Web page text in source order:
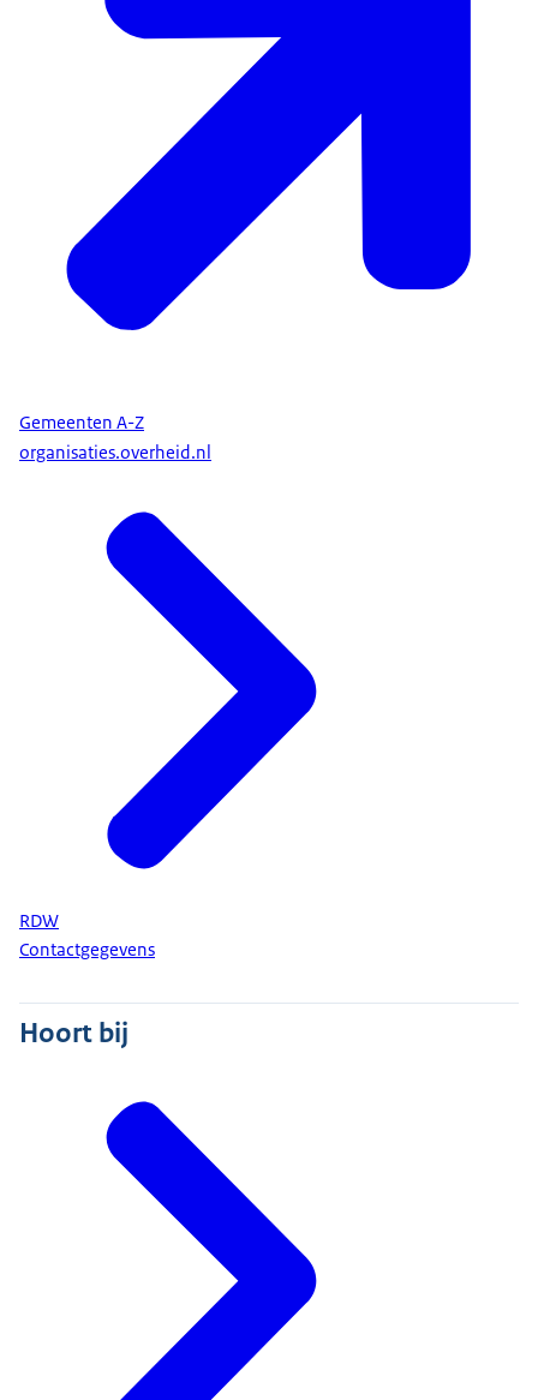
Gemeenten A-Z
organisaties.overheid.nl
RDW
Contactgegevens
Hoort bij